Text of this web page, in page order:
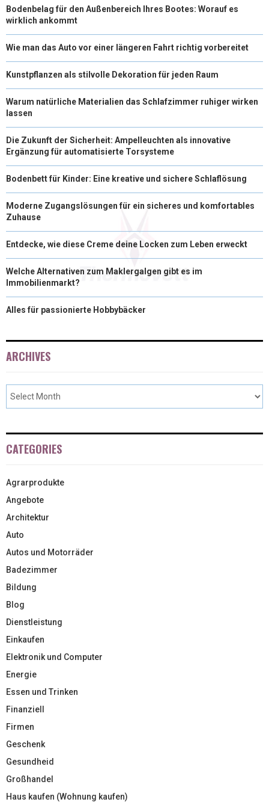
Bodenbelag für den Außenbereich Ihres Bootes: Worauf es
wirklich ankommt
Wie man das Auto vor einer längeren Fahrt richtig vorbereitet
Kunstpflanzen als stilvolle Dekoration für jeden Raum
Warum natürliche Materialien das Schlafzimmer ruhiger wirken
lassen
Die Zukunft der Sicherheit: Ampelleuchten als innovative
Ergänzung für automatisierte Torsysteme
Bodenbett für Kinder: Eine kreative und sichere Schlaflösung
Moderne Zugangslösungen für ein sicheres und komfortables
Zuhause
Entdecke, wie diese Creme deine Locken zum Leben erweckt
Welche Alternativen zum Maklergalgen gibt es im
Immobilienmarkt?
Alles für passionierte Hobbybäcker
ARCHIVES
CATEGORIES
Agrarprodukte
Angebote
Architektur
Auto
Autos und Motorräder
Badezimmer
Bildung
Blog
Dienstleistung
Einkaufen
Elektronik und Computer
Energie
Essen und Trinken
Finanziell
Firmen
Geschenk
Gesundheid
Großhandel
Haus kaufen (Wohnung kaufen)